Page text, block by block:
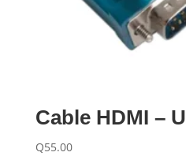
Cable HDMI –
Q55.00